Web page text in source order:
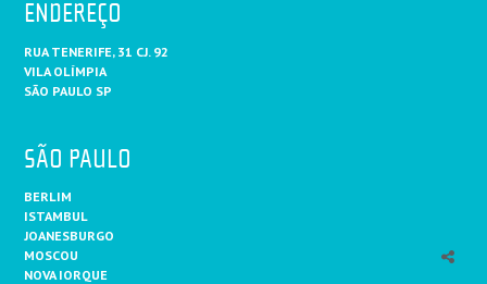
ENDEREÇO
RUA TENERIFE, 31 CJ. 92
VILA OLÍMPIA
SÃO PAULO SP
SÃO PAULO
BERLIM
ISTAMBUL
JOANESBURGO
MOSCOU
NOVA IORQUE